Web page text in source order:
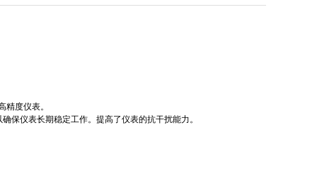
精度仪表。
保仪表长期稳定工作。提高了仪表的抗干扰能力。